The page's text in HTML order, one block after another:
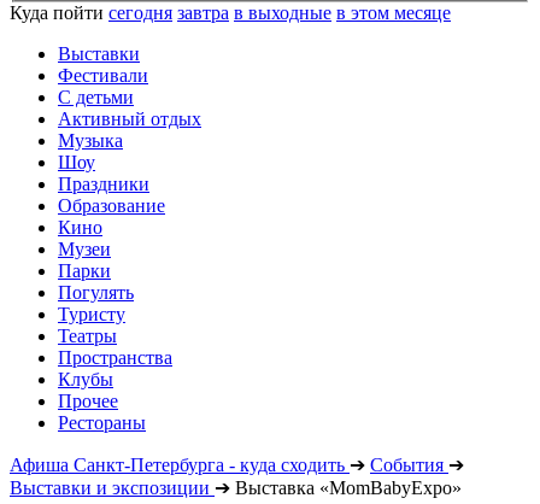
Куда пойти сегодня завтра в выходные в этом месяце
Выставки
Фестивали
С детьми
Активный отдых
Музыка
Шоу
Праздники
Образование
Кино
Музеи
Парки
Погулять
Туристу
Театры
Пространства
Клубы
Прочее
Рестораны
Афиша Санкт-Петербурга - куда сходить ➔ События ➔
Выставки и экспозиции ➔ Выставка «MomBabyExpo»